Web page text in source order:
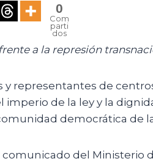
0
Com
parti
dos
a la represión
y representantes de
imperio de la ley y la
democrática de
del Ministerio